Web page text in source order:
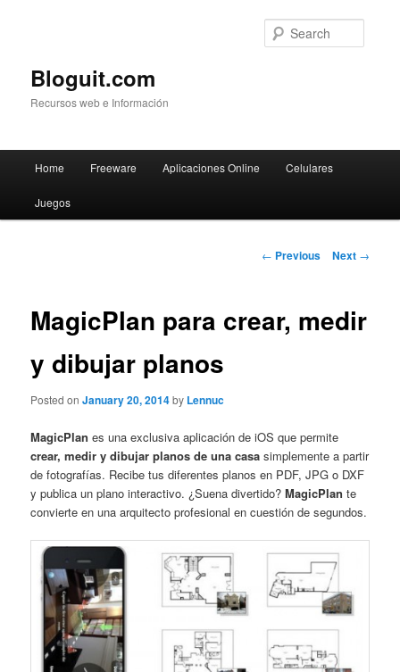
Bloguit.com
Recursos web e Información
Skip
to
Home Freeware Aplicaciones Online Celulares
Juegos
Post
← Previous Next →
MagicPlan para crear, medir
y dibujar planos
Posted onJanuary 20, 2014by Lennuc
MagicPlan es una exclusiva aplicación de iOS que permite
crear, medir y dibujar planos de una casa simplemente a partir
de fotografías. Recibe tus diferentes planos en PDF, JPG o DXF
y publica un plano interactivo. ¿Suena divertido?MagicPlan te
convierte en una arquitecto profesional en cuestión de segundos.